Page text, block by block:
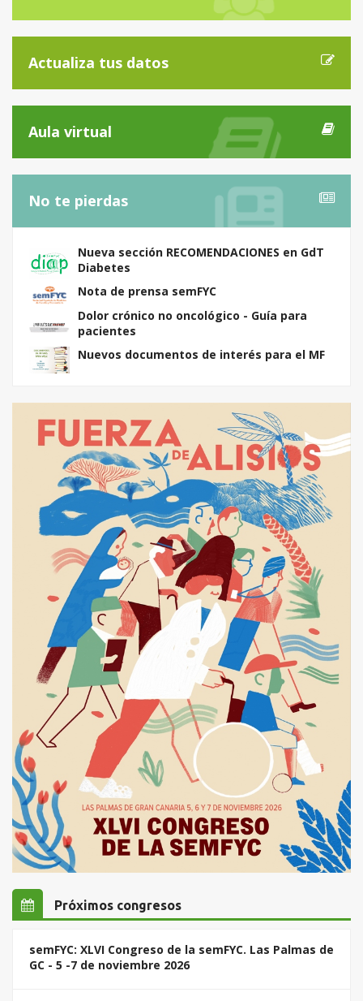
Actualiza tus datos
Aula virtual
No te pierdas
Nueva sección RECOMENDACIONES en GdT
Diabetes
Nota de prensa semFYC
Dolor crónico no oncológico - Guía para
pacientes
Nuevos documentos de interés para el MF
Próximos congresos
semFYC: XLVI Congreso de la semFYC. Las Palmas de
GC - 5 -7 de noviembre 2026